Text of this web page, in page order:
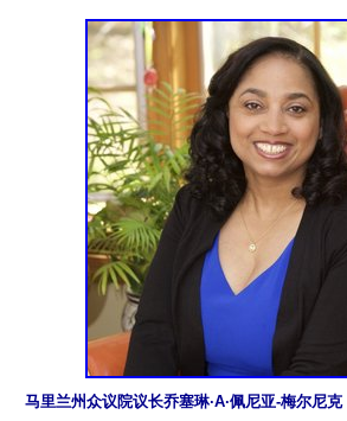
马里兰州众议院议长乔塞琳·A·佩尼亚-梅尔尼